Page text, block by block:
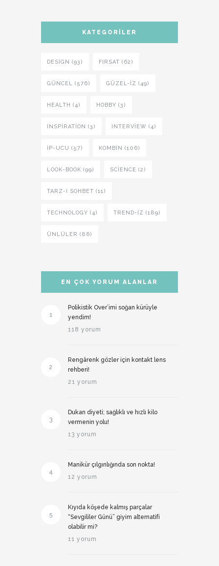
KATEGORILER
DESIGN (93) FIRSAT (62)
GÜNCEL (576) GÜZEL-IZ (49)
HEALTH (4) HOBBY (3)
INSPIRATION (3) INTERVIEW (4)
İP-UCU (57) KOMBIN (106)
LOOK-BOOK (99) SCIENCE (2)
TARZ-I SOHBET (11)
TECHNOLOGY (4) TREND-IZ (189)
ÜNLÜLER (86)
EN ÇOK YORUM ALANLAR
1
Polikistik Over’imi soğan kürüyle
yendim!
118 yorum
2
Rengârenk gözler için kontakt lens
rehberi!
21 yorum
3
Dukan diyeti; sağlıklı ve hızlı kilo
vermenin yolu!
13 yorum
4
Manikür çılgınlığında son nokta!
12 yorum
5
Kıyıda köşede kalmış parçalar
“Sevgililer Günü” giyim alternatifi
olabilir mi?
11 yorum